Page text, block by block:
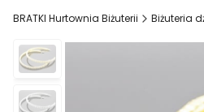
BRATKI Hurtownia Biżuterii Biżuteria